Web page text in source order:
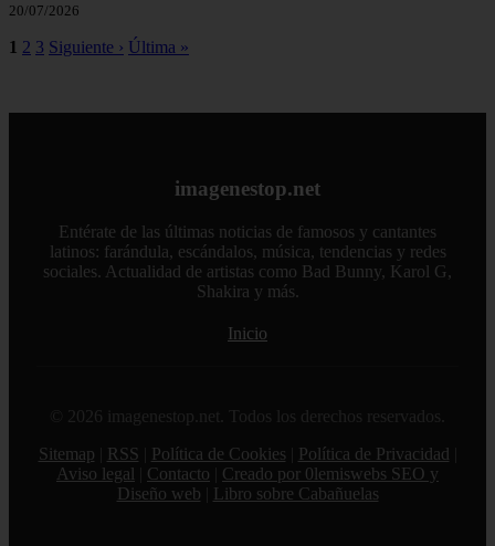
20/07/2026
1 2 3 Siguiente › Última »
imagenestop.net
Entérate de las últimas noticias de famosos y cantantes
latinos: farándula, escándalos, música, tendencias y redes
sociales. Actualidad de artistas como Bad Bunny, Karol G,
Shakira y más.
Inicio
© 2026 imagenestop.net. Todos los derechos reservados.
Sitemap
RSS Política de Cookies Política de Privacidad
Aviso legal
Contacto
Creado por 0lemiswebs SEO y
Diseño web
Libro sobre Cabañuelas